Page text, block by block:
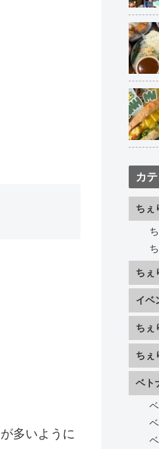
多いように
カ
ちぇ
ちぇ
イベ
ちぇ
ちぇ
ベト